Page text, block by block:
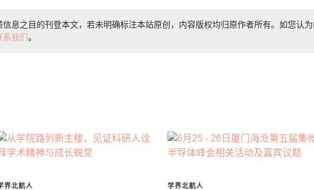
信息之目的刊登本文，若未明确标注本站原创，内容版权均归原作者所有。如您认
系我们。
界北航人 学界北航人